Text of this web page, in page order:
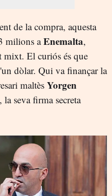
de la compra, aquesta
milions aEnemalta,
mixt. El curiós és que
dòlar. Qui va finançar la
maltès Yorgen
seva firma secreta